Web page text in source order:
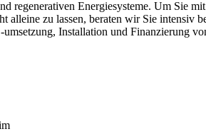
regenerativen Energiesysteme. Um Sie mit
alleine zu lassen, beraten wir Sie intensiv
Installation und Finanzierung